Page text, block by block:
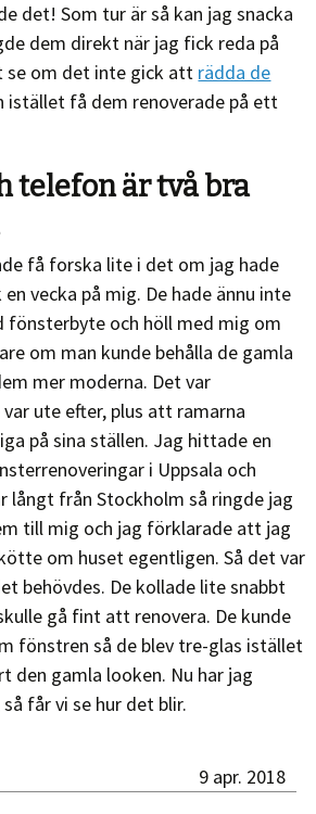
det! Som tur är så kan jag snacka
dem direkt när jag fick reda på
se om det inte gick att rädda de
istället få dem renoverade på ett
telefon är två bra
få forska lite i det om jag hade
vecka på mig. De hade ännu inte
fönsterbyte och höll med mig om
om man kunde behålla de gamla
mer moderna. Det var
ute efter, plus att ramarna
på sina ställen. Jag hittade en
i Uppsala och
långt från Stockholm så ringde jag
till mig och jag förklarade att jag
om huset egentligen. Så det var
behövdes. De kollade lite snabbt
gå fint att renovera. De kunde
fönstren så de blev tre-glas istället
den gamla looken. Nu har jag
får vi se hur det blir.
9 apr. 2018